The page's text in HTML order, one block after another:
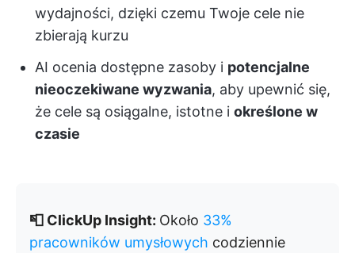
wydajności, dzięki czemu Twoje cele nie
zbierają kurzu
AI ocenia dostępne zasoby i potencjalne
nieoczekiwane wyzwania, aby upewnić się,
że cele są osiągalne, istotne i określone w
czasie
📮 ClickUp Insight: Około 33%
pracowników umysłowych codziennie